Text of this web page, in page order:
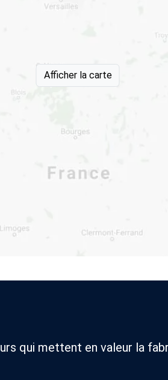
Afficher la carte
qui mettent en valeur la